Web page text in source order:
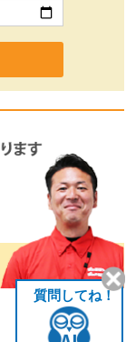
質問してね！